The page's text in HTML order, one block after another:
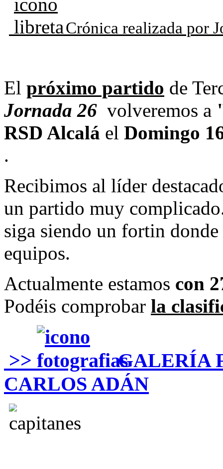
Crónica realizada por
El próximo partido de
Jornada 26 volveremos a
RSD Alcalá el Domingo
.
Recibimos al líder
un partido muy
siga siendo un fortin
equipos.
Actualmente estamos con
Podéis comprobar la
>>
GALERÍA
CARLOS ADÁN